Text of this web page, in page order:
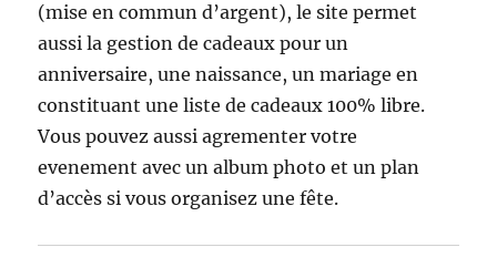
(mise en commun d’argent), le site permet
aussi la gestion de cadeaux pour un
anniversaire, une naissance, un mariage en
constituant une liste de cadeaux 100% libre.
Vous pouvez aussi agrementer votre
evenement avec un album photo et un plan
d’accès si vous organisez une fête.